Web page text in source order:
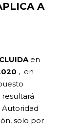
A
en
, en
solo por